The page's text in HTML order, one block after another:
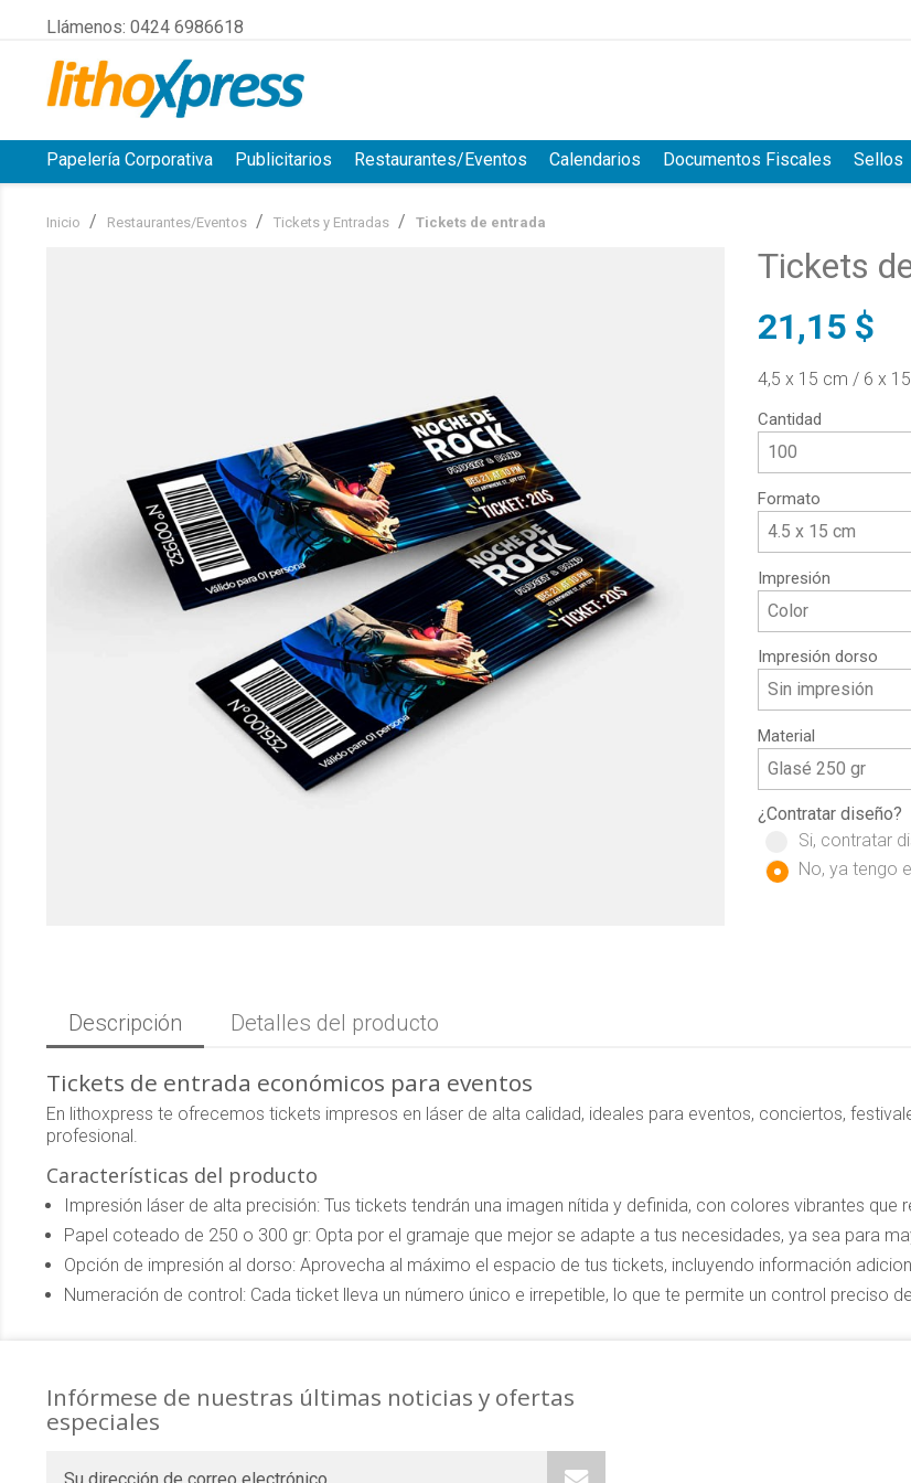
Llámenos: 0424 6986618
Papelería Corporativa Publicitarios Restaurantes/Eventos Calendarios Documentos Fiscales Sellos
Inicio Restaurantes/Eventos Tickets y Entradas Tickets de entrada
Tickets
21,15 $
4,5 x 15 cm / 6 x
Cantidad
Formato
Impresión
Impresión dorso
Material
¿Contratar diseño?
Si, contratar
No, ya tengo
Descripción Detalles del producto
Tickets de entrada económicos para eventos
En lithoxpress te ofrecemos tickets impresos en láser de alta calidad, ideales para eventos, conciertos,
profesional.
Características del producto
Impresión láser de alta precisión: Tus tickets tendrán una imagen nítida y definida, con colores vibrantes que
Papel coteado de 250 o 300 gr: Opta por el gramaje que mejor se adapte a tus necesidades, ya sea para
Opción de impresión al dorso: Aprovecha al máximo el espacio de tus tickets, incluyendo información
Numeración de control: Cada ticket lleva un número único e irrepetible, lo que te permite un control preciso
Infórmese de nuestras últimas noticias y ofertas
especiales